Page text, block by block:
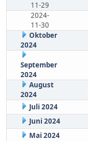
11-29
2024-
11-30
Oktober
2024
September
2024
August
2024
Juli 2024
Juni 2024
Mai 2024